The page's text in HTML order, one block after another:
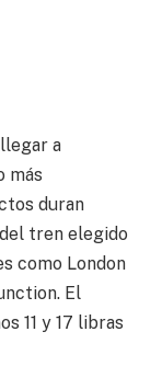
a
más
duran
tren elegido
como London
El
11 y 17 libras